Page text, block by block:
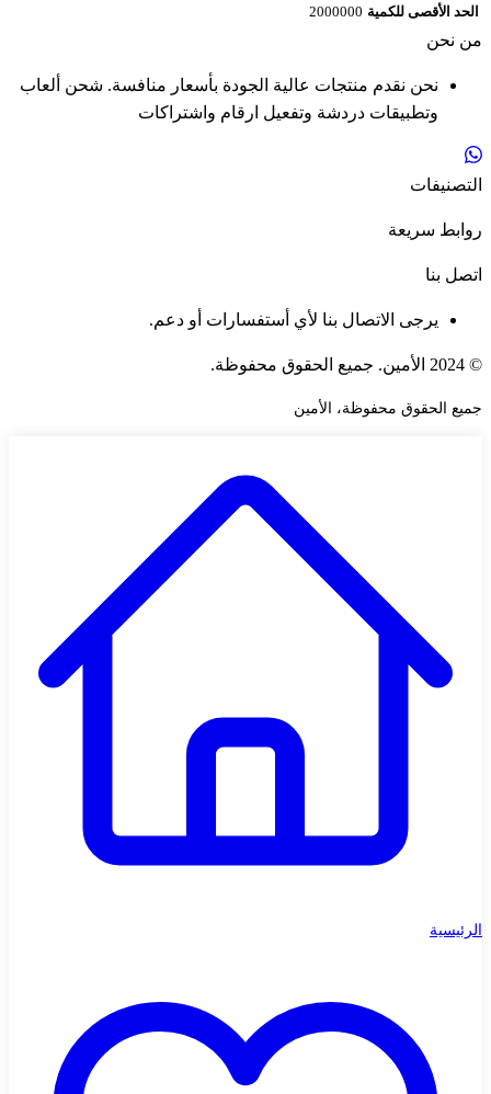
الحد الأقصى للكمية 2000000
من نحن
نحن نقدم منتجات عالية الجودة بأسعار منافسة. شحن ألعاب
وتطبيقات دردشة وتفعيل ارقام واشتراكات
التصنيفات
روابط سريعة
اتصل بنا
يرجى الاتصال بنا لأي أستفسارات أو دعم.
© 2024 الأمين. جميع الحقوق محفوظة.
جميع الحقوق محفوظة، الأمين
الرئيسية